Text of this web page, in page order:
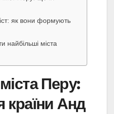
як вони формують
найбільші міста
Перу:
країни Анд